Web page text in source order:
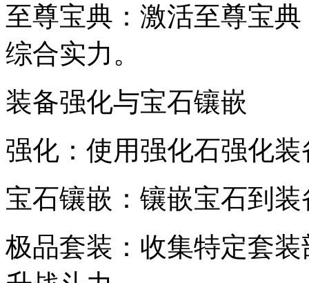
至尊宝典：激活至尊宝
综合实力。
装备强化与宝石镶嵌
强化：使用强化石强化
宝石镶嵌：镶嵌宝石到
极品套装：收集特定套